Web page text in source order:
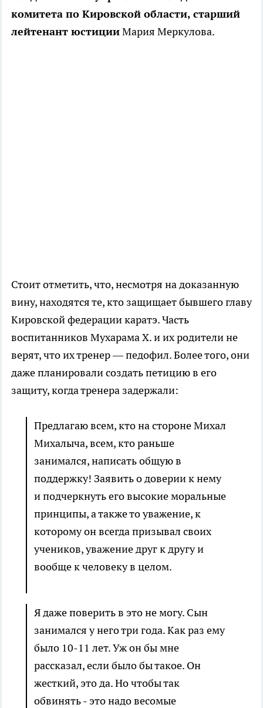
комитета по Кировской области, старший
лейтенант юстицииМария Меркулова.
Стоит отметить, что, несмотря на доказанную
вину, находятся те, кто защищает бывшего главу
Кировской федерации каратэ. Часть
воспитанников Мухарама Х. и их родители не
верят, что их тренер — педофил. Более того, они
даже планировали создать петицию в его
защиту, когда тренера задержали:
Предлагаю всем, кто на стороне Михал
Михалыча, всем, кто раньше
занимался, написать общую в
поддержку! Заявить о доверии к нему
и подчеркнуть его высокие моральные
принципы, а также то уважение, к
которому он всегда призывал своих
учеников, уважение друг к другу и
вообще к человеку в целом.
Я даже поверить в это не могу. Сын
занимался у него три года. Как раз ему
было 10-11 лет. Уж он бы мне
рассказал, если было бы такое. Он
жесткий, это да. Но чтобы так
обвинять - это надо весомые